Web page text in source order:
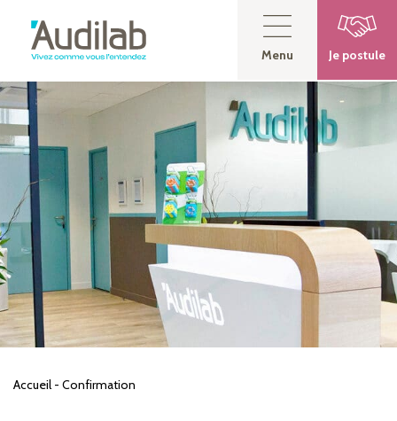
Menu Je postule
Accueil - Confirmation